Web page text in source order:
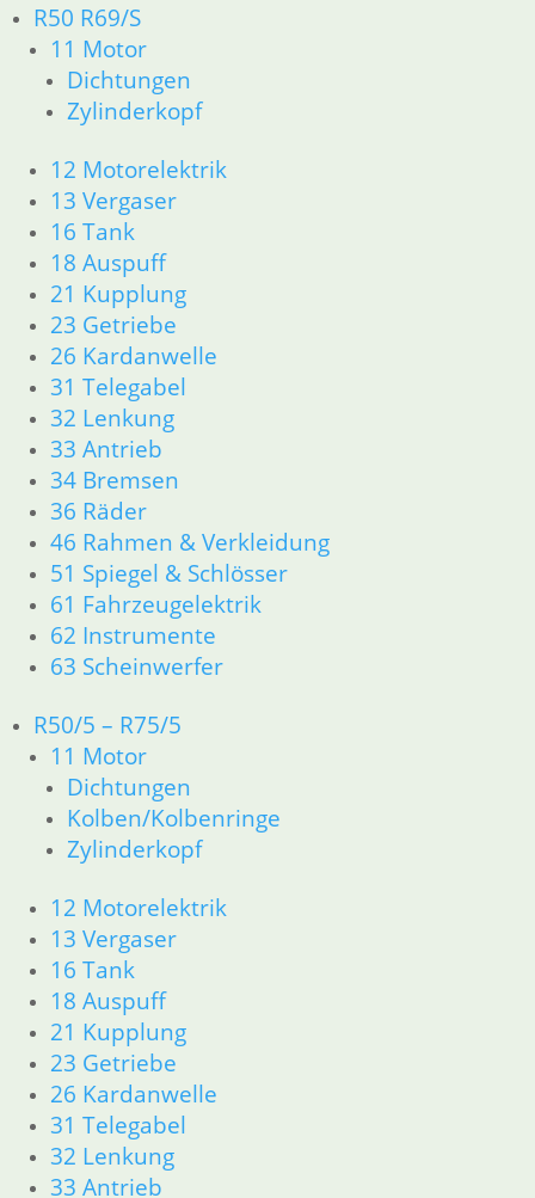
R50 R69/S
11 Motor
Dichtungen
Zylinderkopf
12 Motorelektrik
13 Vergaser
16 Tank
18 Auspuff
21 Kupplung
23 Getriebe
26 Kardanwelle
31 Telegabel
32 Lenkung
33 Antrieb
34 Bremsen
36 Räder
46 Rahmen & Verkleidung
51 Spiegel & Schlösser
61 Fahrzeugelektrik
62 Instrumente
63 Scheinwerfer
R50/5 – R75/5
11 Motor
Dichtungen
Kolben/Kolbenringe
Zylinderkopf
12 Motorelektrik
13 Vergaser
16 Tank
18 Auspuff
21 Kupplung
23 Getriebe
26 Kardanwelle
31 Telegabel
32 Lenkung
33 Antrieb
zzgl.Versandkosten
In den Warenkorb
Gummiring im Getriebe R 50
/ R 50/2 / R 60 / R 60/2
4,50€
Artikelnummer: 0043163
inkl. MwSt.
zzgl.Versandkosten
In den Warenkorb
Kaltstarter Zug links kurz
17,75
Artikelnummer: 1255976
inkl. MwSt.
zzgl.Versandkosten
In den Warenkorb
Kaltstarter Zug rechts lang
17,75€
inkl. MwSt.
zzgl.Versandkosten
In den Warenkorb
Klemmfeder für
Schwimmernadel
1,60€
Artikelnummer: 1335320
inkl. MwSt.
zzgl.Versandkosten
In den Warenkorb
Kolben mit Deckel und
Membrane